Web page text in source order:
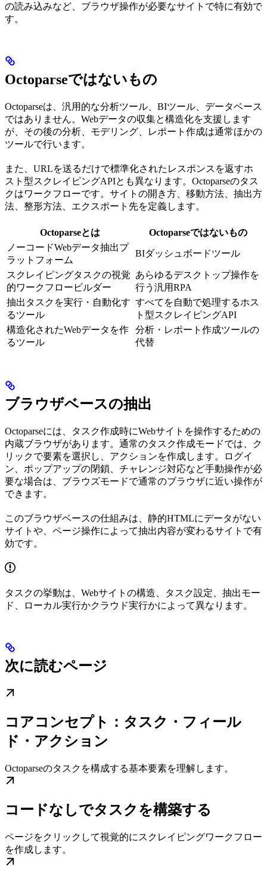
の読み込みなど、ブラウザ操作が必要なサイトで特に有効で
す。
Octoparseではないもの
Octoparseは、汎用的な分析ツール、BIツール、データベース
ではありません。Webデータの収集と構造化を支援します
が、その後の分析、モデリング、レポート作成は通常ほかの
ツールで行います。
また、URLを送るだけで標準化されたレスポンスを返すホ
スト型スクレイピングAPIとも異なります。Octoparseのタス
クはワークフローです。サイトの開き方、移動方法、抽出方
法、整形方法、エクスポート先を定義します。
Octoparseとは
Octoparseではないもの
ノーコードWebデータ抽出プ
ラットフォーム
BIダッシュボードツール
スクレイピングタスクの視覚
的ワークフロービルダー
あらゆるデスクトップ操作を
行う汎用RPA
抽出タスクを実行・自動化す
るツール
すべてを自動で処理するホス
ト型スクレイピングAPI
構造化されたWebデータを作
るツール
分析・レポート作成ツールの
代替
ブラウザベースの抽出
Octoparseには、タスク作成時にWebサイトを操作するための
内蔵ブラウザがあります。通常のタスク作成モードでは、ク
リックで要素を選択し、アクションを作成します。ログイ
ン、ポップアップの閉鎖、チャレンジ対応など手動操作が必
要な場合は、ブラウズモードで通常のブラウザに近い操作が
できます。
このブラウザベースの仕組みは、静的HTMLにデータがない
サイトや、ページ操作によって抽出内容が変わるサイトで有
効です。
タスクの挙動は、Webサイトの構造、タスク設定、抽出モー
ド、ローカル実行かクラウド実行かによって異なります。
次に読むページ
コアコンセプト：タスク・フィール
ド・アクション
Octoparseのタスクを構成する基本要素を理解します。
コードなしでタスクを構築する
ページをクリックして視覚的にスクレイピングワークフロー
を作成します。